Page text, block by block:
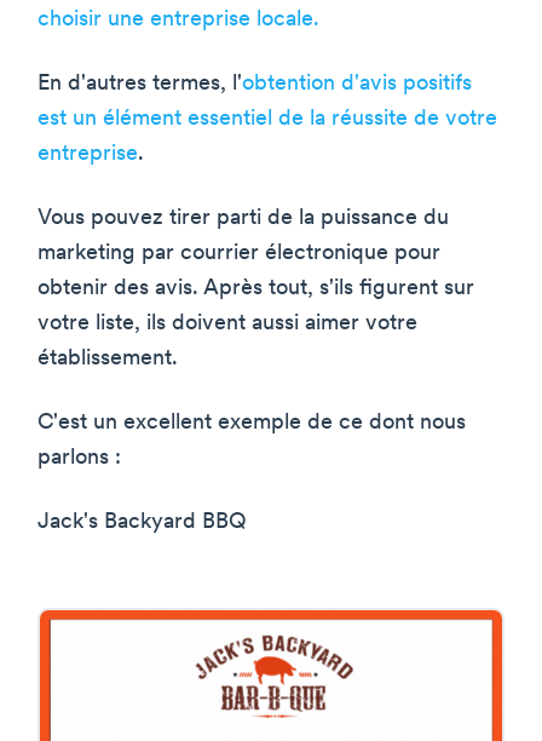
choisir une entreprise locale.
En d'autres termes, l'obtention d'avis positifs
est un élément essentiel de la réussite de votre
entreprise.
Vous pouvez tirer parti de la puissance du
marketing par courrier électronique pour
obtenir des avis. Après tout, s'ils figurent sur
votre liste, ils doivent aussi aimer votre
établissement.
C'est un excellent exemple de ce dont nous
parlons :
Jack's Backyard BBQ